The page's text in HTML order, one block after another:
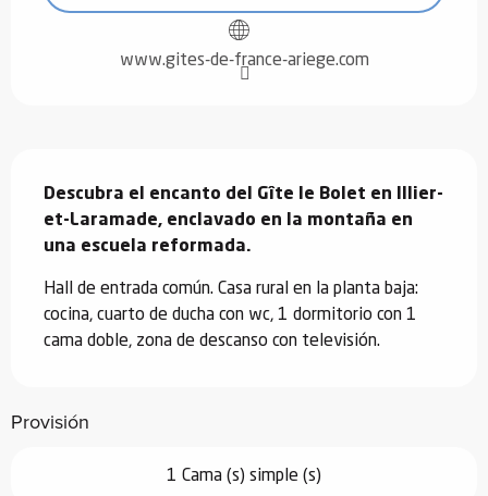
www.gites-de-france-ariege.com
Descubra el encanto del Gîte le Bolet en Illier-
et-Laramade, enclavado en la montaña en
una escuela reformada.
Hall de entrada común. Casa rural en la planta baja:
cocina, cuarto de ducha con wc, 1 dormitorio con 1
cama doble, zona de descanso con televisión.
Provisión
1 Cama (s) simple (s)